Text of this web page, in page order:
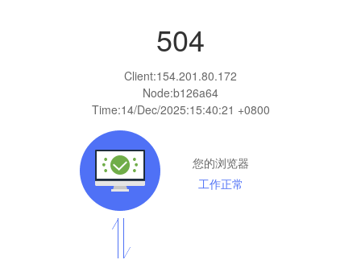
504
Client:154.201.80.172
Node:b126a64
Time:14/Dec/2025:15:40:21 +0800
您的浏览器
工作正常